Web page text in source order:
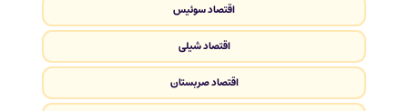
اقتصاد سوئیس
اقتصاد شیلی
اقتصاد صربستان